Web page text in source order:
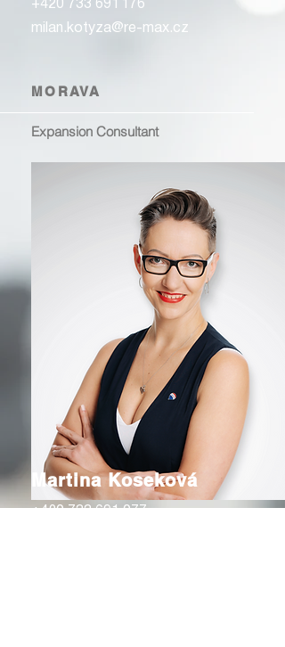
+420 733 69
76
milan.kotyza@re-max.cz
MORAVA
Expansion Consultant
Martina Koseková
+420 733 691 077